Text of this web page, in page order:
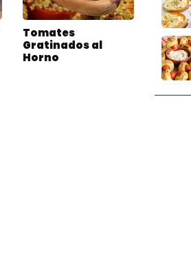
Tomates
Gratinados al
Horno